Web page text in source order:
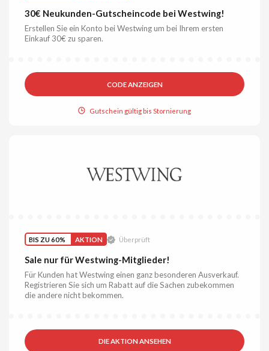
30€ Neukunden-Gutscheincode bei Westwing!
Erstellen Sie ein Konto bei Westwing um bei Ihrem ersten
Einkauf 30€ zu sparen.
CODE ANZEIGEN
Gutschein gültig bis Stornierung
BIS ZU 60% AKTION Überprüft
Sale nur für Westwing-Mitglieder!
Für Kunden hat Westwing einen ganz besonderen Ausverkauf.
Registrieren Sie sich um Rabatt auf die Sachen zubekommen
die andere nicht bekommen.
DIE AKTION ANSEHEN